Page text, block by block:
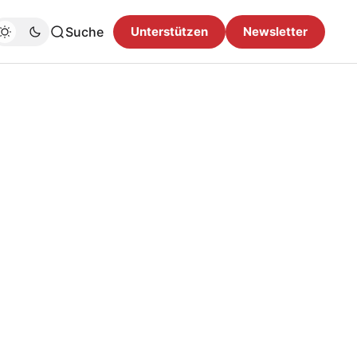
Suche Unterstützen Newsletter